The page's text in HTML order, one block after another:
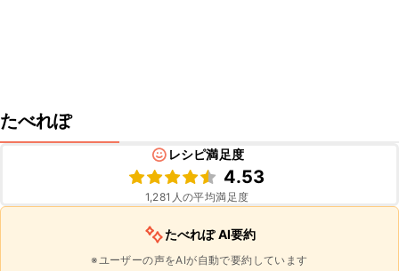
たべれぽ
レシピ満足度
4.53
1,281 人の平均満足度
たべれぽ AI要約
※ユーザーの声をAIが自動で要約しています